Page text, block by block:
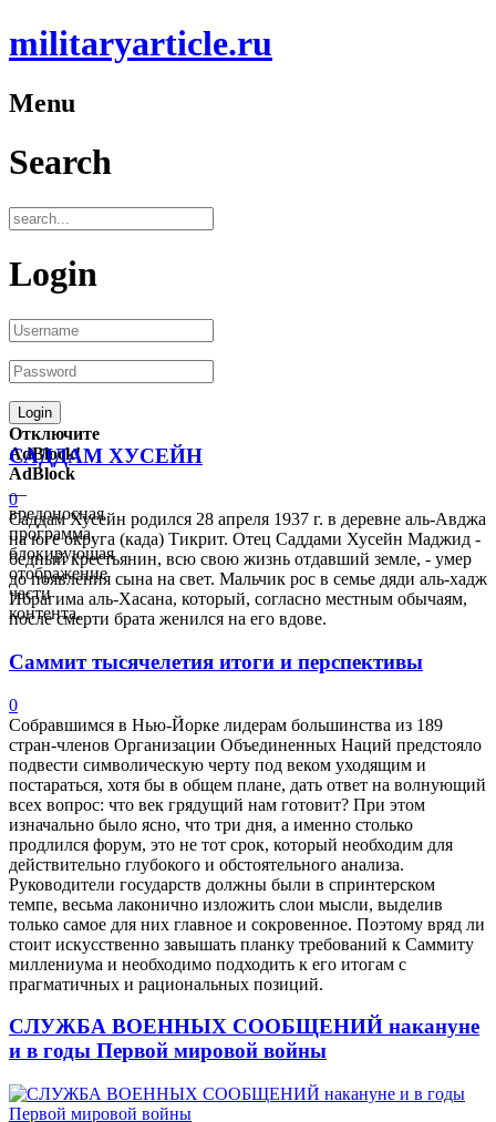
militaryarticle.ru
Menu
Search
Login
Отключите
AdBlock!
AdBlock
—
вредоносная
программа,
блокирующая
отображение
части
контента.
САДДАМ ХУСЕЙН
0
Саддам Хусейн родился 28 апреля 1937 г. в деревне аль-Авджа
на юге округа (када) Тикрит. Отец Саддами Хусейн Маджид -
бедный крестьянин, всю свою жизнь отдавший земле, - умер
до появления сына на свет. Мальчик рос в семье дяди аль-хадж
Ибрагима аль-Хасана, который, согласно местным обычаям,
после смерти брата женился на его вдове.
Саммит тысячелетия итоги и перспективы
0
Собравшимся в Нью-Йорке лидерам большинства из 189
стран-членов Организации Объединенных Наций предстояло
подвести символическую черту под веком уходящим и
постараться, хотя бы в общем плане, дать ответ на волнующий
всех вопрос: что век грядущий нам готовит? При этом
изначально было ясно, что три дня, а именно столько
продлился форум, это не тот срок, который необходим для
действительно глубокого и обстоятельного анализа.
Руководители государств должны были в спринтерском
темпе, весьма лаконично изложить слои мысли, выделив
только самое для них главное и сокровенное. Поэтому вряд ли
стоит искусственно завышать планку требований к Саммиту
миллениума и необходимо подходить к его итогам с
прагматичных и рациональных позиций.
СЛУЖБА ВОЕННЫХ СООБЩЕНИЙ накануне
и в годы Первой мировой войны